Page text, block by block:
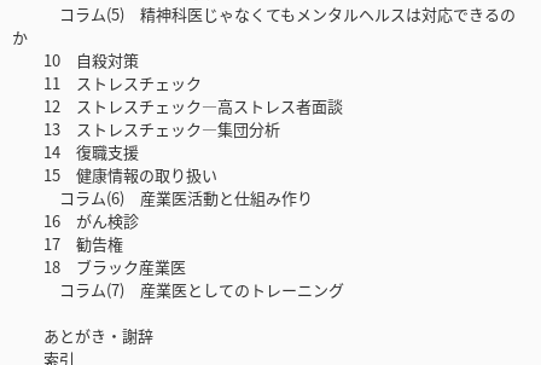
コラム(5) 精神科医じゃなくてもメンタルヘルスは対応できるの
か
10 自殺対策
11 ストレスチェック
12 ストレスチェック―高ストレス者面談
13 ストレスチェック―集団分析
14 復職支援
15 健康情報の取り扱い
コラム(6) 産業医活動と仕組み作り
16 がん検診
17 勧告権
18 ブラック産業医
コラム(7) 産業医としてのトレーニング
あとがき・謝辞
索引